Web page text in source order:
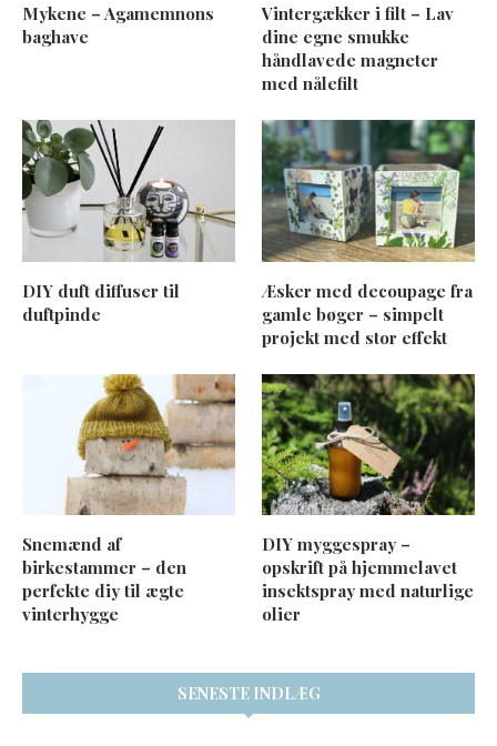
Mykene – Agamemnons
baghave
Vintergækker i filt – Lav
dine egne smukke
håndlavede magneter
med nålefilt
DIY duft diffuser til
duftpinde
Æsker med decoupage fra
gamle bøger – simpelt
projekt med stor effekt
Snemænd af
birkestammer – den
perfekte diy til ægte
vinterhygge
DIY myggespray –
opskrift på hjemmelavet
insektspray med naturlige
olier
SENESTE INDLÆG